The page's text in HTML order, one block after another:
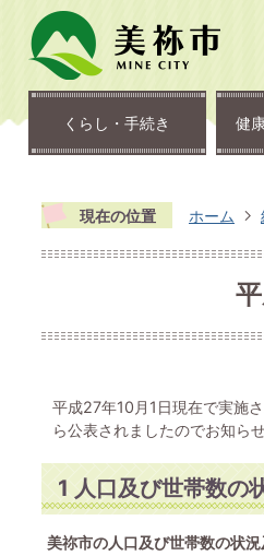
くらし・手続き 健
現在の位置 ホーム
平成27年10月1日現在で実施
ら公表されましたのでお知ら
1 人口及び世帯数の
美祢市の人口及び世帯数の状